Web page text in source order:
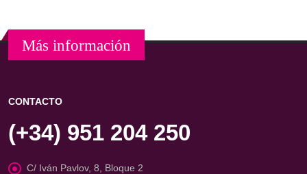
Más información
CONTACTO
(+34) 951 204 250
C/ Iván Pavlov, 8, Bloque 2